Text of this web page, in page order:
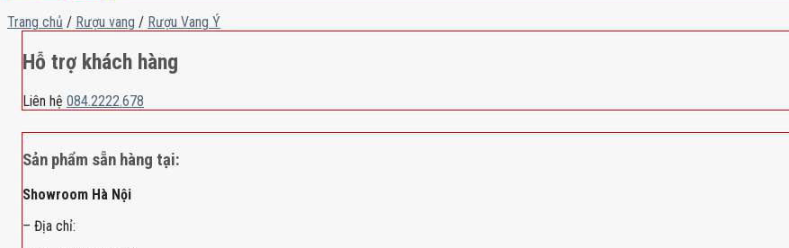
Trang chủ / Rượu vang / Rượu Vang Ý
Hỗ trợ khách hàng
Liên hệ 084.2222.678
Sản phẩm sẵn hàng tại:
Showroom Hà Nội
– Địa chỉ: